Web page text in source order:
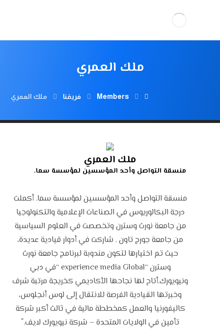
ملك العمري
Members فريقنا ملك العمري
ملك العمري
منسقة التواصل وأحد المؤسسين لمؤسسة سما.
منسقة التواصل وأحد المؤسسين لمؤسسة سما. أكملت
درجة البكالوريوس في الصناعات الإعلامية والتكنولوجيا
من جامعة نورث وسترن وتخصصت في العلوم السياسية
من جامعة جورج تاون . شاركت في أدوار قيادية عديدة،
حيث تم اختيارها لتكون مندوبة لبرنامج جامعة نورث
وسترن “experience media Global “في دبي
ونيويورك.أتاح لها نجاحها الأكاديمي كخريجة مرتبة شرف
وخبرتها القيادية الفرصة للانتقال إلى لوس أنجلوس،
كاليفورنيا والعمل كمخططة مالية في ثالث أكبر شركة
تأمين في الولايات المتحدة – شركة نيويورك لايف. ً